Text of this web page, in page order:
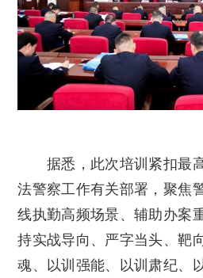
据悉，此次培训紧扣最
法警察工作有关部署，聚焦
线执勤高频场景、辅助办案
持实战导向、严字当头、靶
魂、以训强能、以训肃纪、